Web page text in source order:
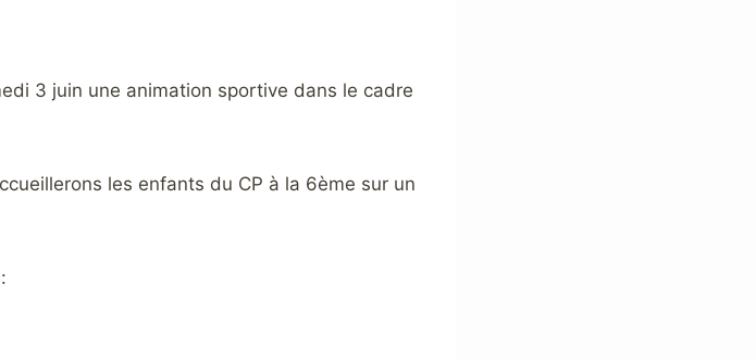
3 juin une animation sportive dans le cadre
les enfants du CP à la 6ème sur un